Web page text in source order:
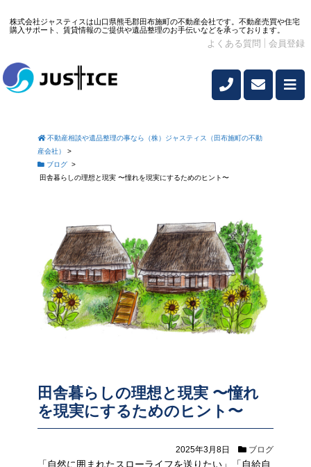
株式会社ジャスティスは山口県熊毛郡田布施町の不動産会社です。不動産売買や住宅
購入サポート、賃貸情報のご提供や遺品整理のお手伝いなどを承っております。
よくある質問 会員登録
不動産相談や遺品整理の事なら（株）ジャスティス（田布施町の不動
産会社）
>
ブログ >
田舎暮らしの理想と現実 〜憧れを現実にするためのヒント〜
田舎暮らしの理想と現実 〜憧れ
を現実にするためのヒント〜
2025年3月8日 ブログ
「自然に囲まれたスローライフを送りたい」「自給自